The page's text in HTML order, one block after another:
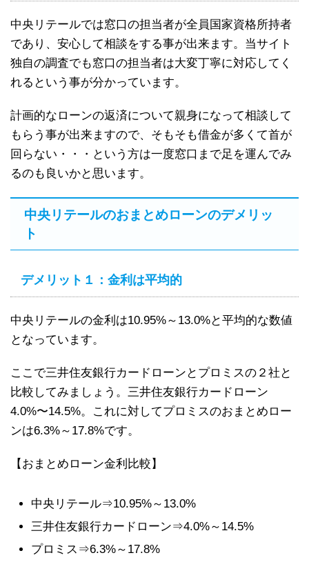
中央リテールでは窓口の担当者が全員国家資格所持者
であり、安心して相談をする事が出来ます。当サイト
独自の調査でも窓口の担当者は大変丁寧に対応してく
れるという事が分かっています。
計画的なローンの返済について親身になって相談して
もらう事が出来ますので、そもそも借金が多くて首が
回らない・・・という方は一度窓口まで足を運んでみ
るのも良いかと思います。
中央リテールのおまとめローンのデメリッ
ト
デメリット１：金利は平均的
中央リテールの金利は10.95%～13.0%と平均的な数値
となっています。
ここで三井住友銀行カードローンとプロミスの２社と
比較してみましょう。三井住友銀行カードローン
4.0%〜14.5%。これに対してプロミスのおまとめロー
ンは6.3%～17.8%です。
【おまとめローン金利比較】
中央リテール⇒10.95%～13.0%
三井住友銀行カードローン⇒4.0%～14.5%
プロミス⇒6.3%～17.8%